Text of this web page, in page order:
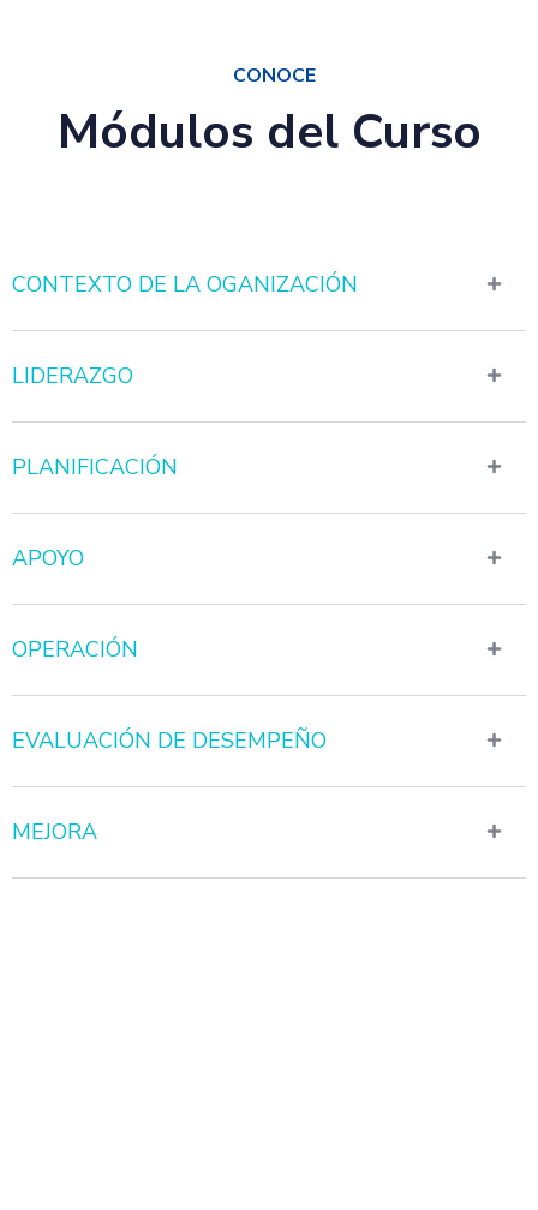
CONOCE
Módulos del Curso
CONTEXTO DE LA OGANIZACIÓN
LIDERAZGO
PLANIFICACIÓN
APOYO
OPERACIÓN
EVALUACIÓN DE DESEMPEÑO
MEJORA